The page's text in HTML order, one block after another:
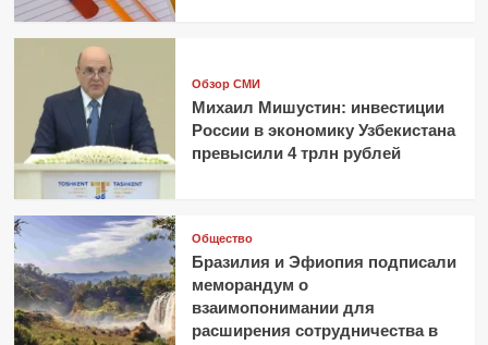
Обзор СМИ
Михаил Мишустин: инвестиции
России в экономику Узбекистана
превысили 4 трлн рублей
Общество
Бразилия и Эфиопия подписали
меморандум о
взаимопонимании для
расширения сотрудничества в